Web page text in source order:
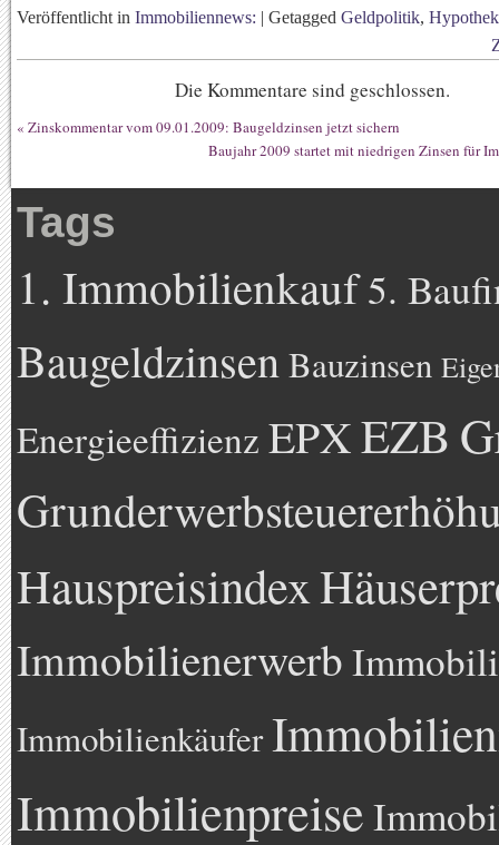
Veröffentlicht in Immobiliennews: | Getagged Geldpolitik,
Die Kommentare sind geschlossen.
« Zinskommentar vom 09.01.2009: Baugeldzinsen jetzt sichern
Baujahr 2009 startet mit niedrigen Zinsen für
Tags
1. Immobilienkauf5.
BaugeldzinsenBauzinsen
Energieeffizienz EPXEZB
Hauspreisindex
Immobilienerwerb
Immobilienkäufer
Immobilienpreise